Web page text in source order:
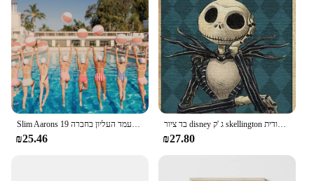
₪25.46
בד ציור disney ג 'ק skellington אמנות קיר מודפס פוסטר סלון חדר שינה עיצוב בית ילדים קישוט מתנה ייחודית
₪27.80